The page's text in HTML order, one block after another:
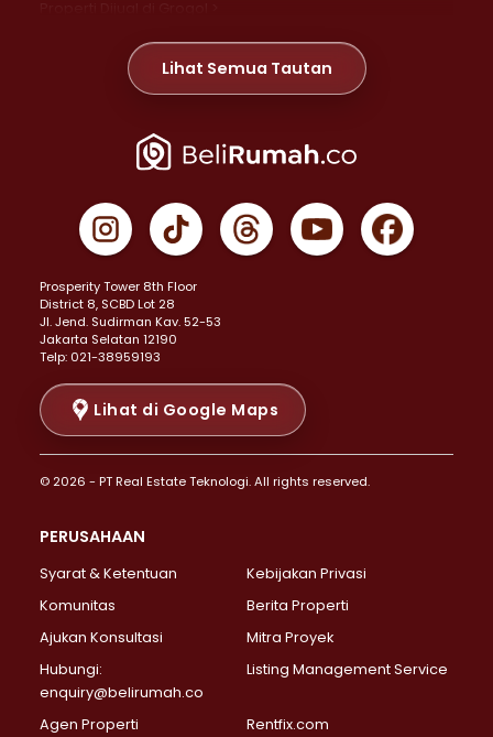
Properti Dijual di Meruya >
Properti Dijual di Jelambar >
Properti Dijual di Jakarta Pusat >
Properti Dijual di Gambir >
Properti Dijual di Johar Baru >
Properti Dijual di Menteng >
Properti Dijual di Senen >
Properti Dijual di Tanah Abang >
Properti Dijual di Cikini >
Properti Dijual di Kramat >
Properti Dijual di Pasar Baru >
Properti Dijual di Bendungan Hilir >
Properti Dijual di Jakarta Selatan >
Properti Dijual di Lebak Bulus >
Properti Dijual di Gandaria Selatan >
Properti Dijual di Pondok Labu >
Properti Dijual di Lenteng Agung >
Properti Dijual di Senayan >
Properti Dijual di Pondok Pinang >
Lihat Semua Tautan
Prosperity Tower 8th Floor
District 8, SCBD Lot 28
JI. Jend. Sudirman Kav. 52-53
Jakarta Selatan 12190
Telp: 021-38959193
Lihat di Google Maps
© 2026 - PT Real Estate Teknologi. All rights reserved.
PERUSAHAAN
Syarat & Ketentuan
Kebijakan Privasi
Komunitas
Berita Properti
Ajukan Konsultasi
Mitra Proyek
Hubungi:
enquiry@belirumah.co
Listing Management Service
Agen Properti Rentfix.com